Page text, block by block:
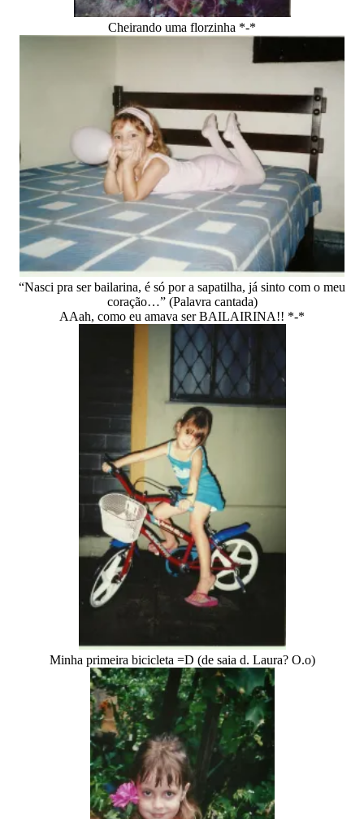
Cheirando uma florzinha *-*
“Nasci pra ser bailarina, é só por a sapatilha, já sinto com o meu
coração…” (Palavra cantada)
AAah, como eu amava ser BAILAIRINA!! *-*
Minha primeira bicicleta =D (de saia d. Laura? O.o)